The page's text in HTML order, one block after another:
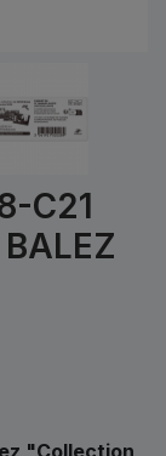
C21
"Collection